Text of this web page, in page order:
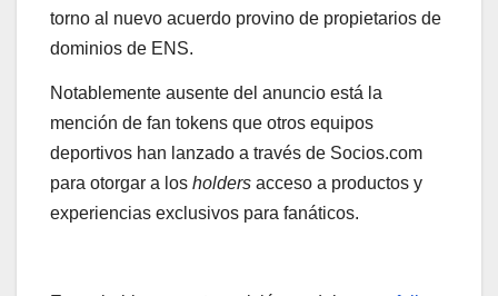
torno al nuevo acuerdo provino de propietarios de
dominios de ENS.
Notablemente ausente del anuncio está la
mención de fan tokens que otros equipos
deportivos han lanzado a través de Socios.com
para otorgar a los holders acceso a productos y
experiencias exclusivos para fanáticos.